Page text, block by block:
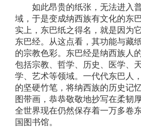
如此昂贵的纸张，无法进入
域，于是变成纳西族有文化的东
实上，东巴纸之得名，就是因为
东巴经。从这点看，其功能与藏
的宗教色彩。东巴经是纳西族人
包括宗教、哲学、历史、医学、
学、艺术等领域。一代代东巴人
的坚硬竹笔，将纳西族的历史记
图带画，恭恭敬敬地抄写在柔韧
全世界现在仍然保存着一万多卷
国图书馆。